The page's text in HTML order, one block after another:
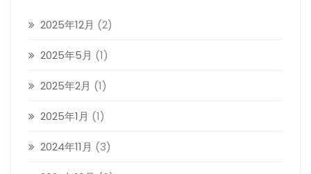
2025年12月 (2)
2025年5月 (1)
2025年2月 (1)
2025年1月 (1)
2024年11月 (3)